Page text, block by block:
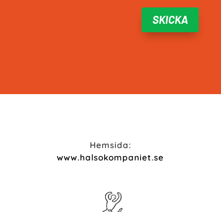
SKICKA
Hemsida:
www.halsokompaniet.se